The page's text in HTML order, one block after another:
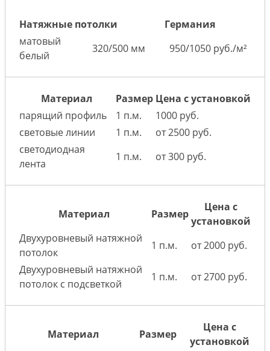
Натяжные потолки
Германия
матовый
белый
320/500 мм 950/1050 руб./м²
Материал Размер Цена с установкой
парящий профиль
1 п.м.
1000 руб.
световые линии
1 п.м.
от 2500 руб.
светодиодная
лента
1 п.м. от 300 руб.
Материал Размер
Цена с
установкой
Двухуровневый натяжной
потолок
1 п.м.
от 2000 руб.
Двухуровневый натяжной
потолок с подсветкой
1 п.м. от 2700 руб.
Материал Размер
Цена с
установкой